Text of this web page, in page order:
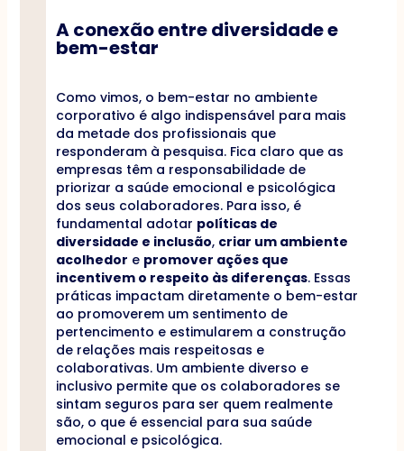
A conexão entre diversidade e
bem-estar
Como vimos, o bem-estar no ambiente
corporativo é algo indispensável para mais
da metade dos profissionais que
responderam à pesquisa. Fica claro que as
empresas têm a responsabilidade de
priorizar a saúde emocional e psicológica
dos seus colaboradores. Para isso, é
fundamental adotar políticas de
diversidade e inclusão, criar um ambiente
acolhedor e promover ações que
incentivem o respeito às diferenças. Essas
práticas impactam diretamente o bem-estar
ao promoverem um sentimento de
pertencimento e estimularem a construção
de relações mais respeitosas e
colaborativas. Um ambiente diverso e
inclusivo permite que os colaboradores se
sintam seguros para ser quem realmente
são, o que é essencial para sua saúde
emocional e psicológica.